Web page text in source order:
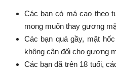
Các bạn có má cao theo
mong muốn thay gương
Các bạn quá gầy, mặt
không cân đối cho gương
Các bạn đã trên 18 tuổi,